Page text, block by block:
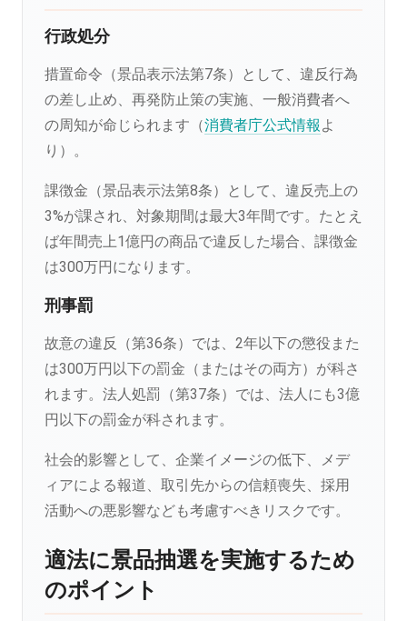
行政処分
措置命令（景品表示法第7条）として、違反行為
の差し止め、再発防止策の実施、一般消費者へ
の周知が命じられます（消費者庁公式情報 よ
り）。
課徴金（景品表示法第8条）として、違反売上の
3%が課され、対象期間は最大3年間です。たとえ
ば年間売上1億円の商品で違反した場合、課徴金
は300万円になります。
刑事罰
故意の違反（第36条）では、2年以下の懲役また
は300万円以下の罰金（またはその両方）が科さ
れます。法人処罰（第37条）では、法人にも3億
円以下の罰金が科されます。
社会的影響として、企業イメージの低下、メデ
ィアによる報道、取引先からの信頼喪失、採用
活動への悪影響なども考慮すべきリスクです。
適法に景品抽選を実施するため
のポイント